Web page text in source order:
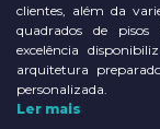
clientes, além da
quadrados de
excelência
arquitetura
personalizada.
Ler mais